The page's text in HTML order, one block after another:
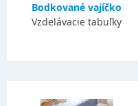
Bodkované vajíčko
Vzdelávacie tabuľky